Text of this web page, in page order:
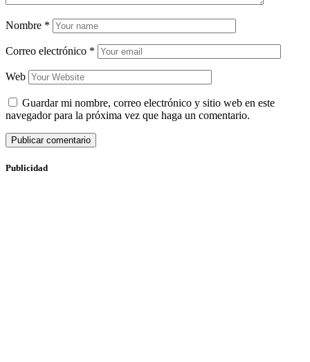
Nombre *
Correo electrónico *
Web
Guardar mi nombre, correo electrónico y sitio web en este
navegador para la próxima vez que haga un comentario.
Publicidad